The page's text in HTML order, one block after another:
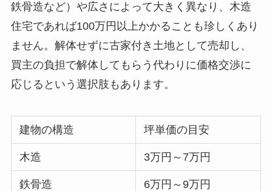
鉄骨造など）や広さによって大きく異なり、木造
住宅であれば100万円以上かかることも珍しくあり
ません。解体せずに古家付き土地として売却し、
買主の負担で解体してもらう代わりに価格交渉に
応じるという選択肢もあります。
建物の構造 坪単価の目安
木造 3万円～7万円
鉄骨造 6万円～9万円